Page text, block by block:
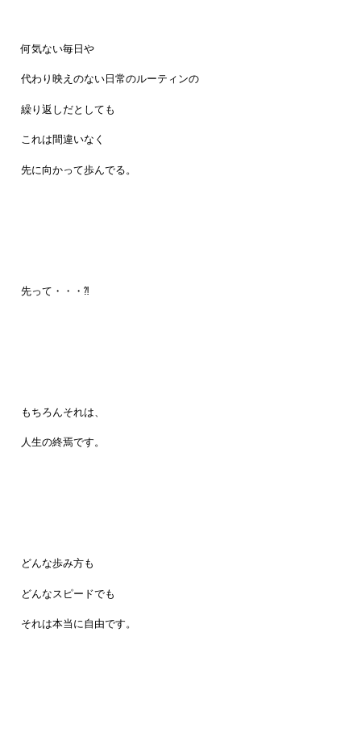
何気ない毎日や
代わり映えのない日常のルーティンの
繰り返しだとしても
これは間違いなく
先に向かって歩んでる。
先って・・・⁈
もちろんそれは、
人生の終焉です。
どんな歩み方も
どんなスピードでも
それは本当に自由です。